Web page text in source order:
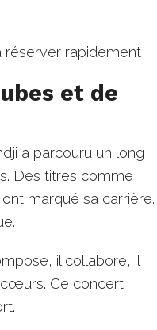
réserver rapidement !
et de
a parcouru un long
Des titres comme
ont marqué sa carrière.
il collabore, il
cœurs. Ce concert